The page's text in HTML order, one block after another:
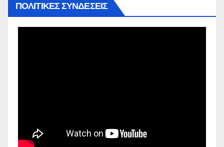
ΠΟΛΙΤΙΚΕΣ ΣΥΝΔΕΣΕΙΣ